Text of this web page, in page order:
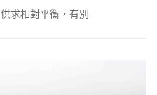
求相對平衡，有別...